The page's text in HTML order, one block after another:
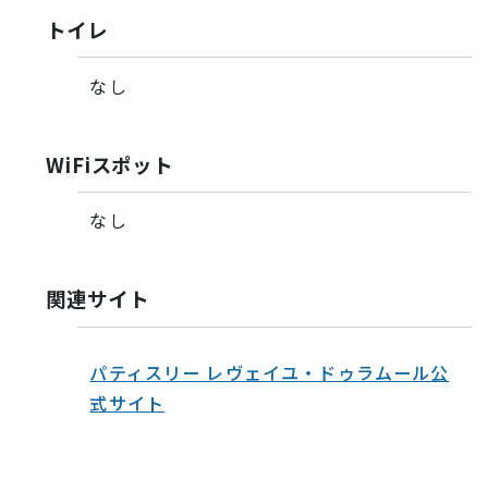
トイレ
なし
WiFiスポット
なし
関連サイト
パティスリー レヴェイユ・ドゥラムール公
式サイト